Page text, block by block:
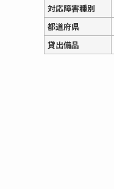
対応障害種別
都道府県
貸出備品